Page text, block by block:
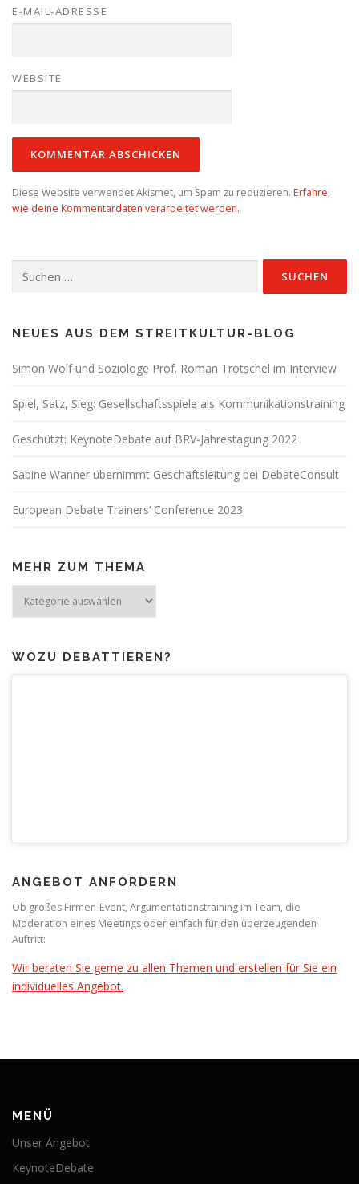
E-MAIL-ADRESSE
WEBSITE
Diese Website verwendet Akismet, um Spam zu reduzieren. Erfahre,
wie deine Kommentardaten verarbeitet werden.
nach:
NEUES AUS DEM STREITKULTUR-BLOG
Simon Wolf und Soziologe Prof. Roman Trötschel im Interview
Spiel, Satz, Sieg: Gesellschaftsspiele als Kommunikationstraining
Geschützt: KeynoteDebate auf BRV-Jahrestagung 2022
Sabine Wanner übernimmt Geschäftsleitung bei DebateConsult
European Debate Trainers‘ Conference 2023
MEHR ZUM THEMA
zum
WOZU DEBATTIEREN?
ANGEBOT ANFORDERN
Ob großes Firmen-Event, Argumentationstraining im Team, die
Moderation eines Meetings oder einfach für den überzeugenden
Auftritt:
Wir beraten Sie gerne zu allen Themen und erstellen für Sie ein
individuelles Angebot.
MENÜ
Unser Angebot
KeynoteDebate